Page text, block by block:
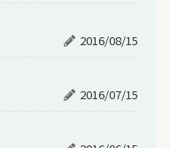
2016/08/15
2016/07/15